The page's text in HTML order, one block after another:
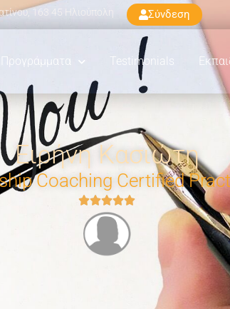
163 45 Ηλιούπολη Σύνδεση
Προγράμματα Testimonials
Ειρήνη Κασιώτη
Coaching Certified
